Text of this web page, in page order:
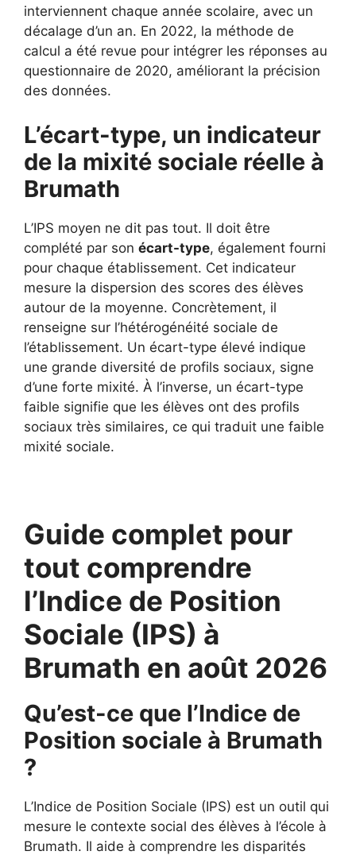
interviennent chaque année scolaire, avec un
décalage d’un an. En 2022, la méthode de
calcul a été revue pour intégrer les réponses au
questionnaire de 2020, améliorant la précision
des données.
L’écart-type, un indicateur
de la mixité sociale réelle à
Brumath
L’IPS moyen ne dit pas tout. Il doit être
complété par son écart-type, également fourni
pour chaque établissement. Cet indicateur
mesure la dispersion des scores des élèves
autour de la moyenne. Concrètement, il
renseigne sur l’hétérogénéité sociale de
l’établissement. Un écart-type élevé indique
une grande diversité de profils sociaux, signe
d’une forte mixité. À l’inverse, un écart-type
faible signifie que les élèves ont des profils
sociaux très similaires, ce qui traduit une faible
mixité sociale.
Guide complet pour
tout comprendre
l’Indice de Position
Sociale (IPS) à
Brumath en août 2026
Qu’est-ce que l’Indice de
Position sociale à Brumath
?
L’Indice de Position Sociale (IPS) est un outil qui
mesure le contexte social des élèves à l’école à
Brumath. Il aide à comprendre les disparités